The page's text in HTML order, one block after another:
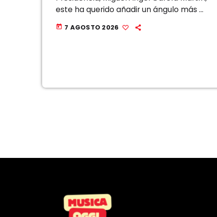
este ha querido añadir un ángulo más a
la polémica, una reflexión que, a su
juicio, se está pasando por […]
today 7 AGOSTO 2026